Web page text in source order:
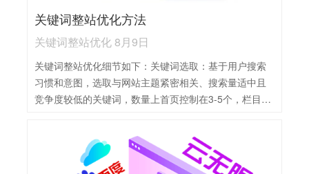
关键词整站优化方法
关键词整站优化 8月9日
关键词整站优化细节如下：关键词选取：基于用户搜索
习惯和意图，选取与网站主题紧密相关、搜索量适中且
竞争度较低的关键词，数量上首页控制在3-5个，栏目及
性和专业性。页面结构优化：合理设置标题标签、段落
标签，优化URL结构，确保页面易于搜索引擎抓取和理